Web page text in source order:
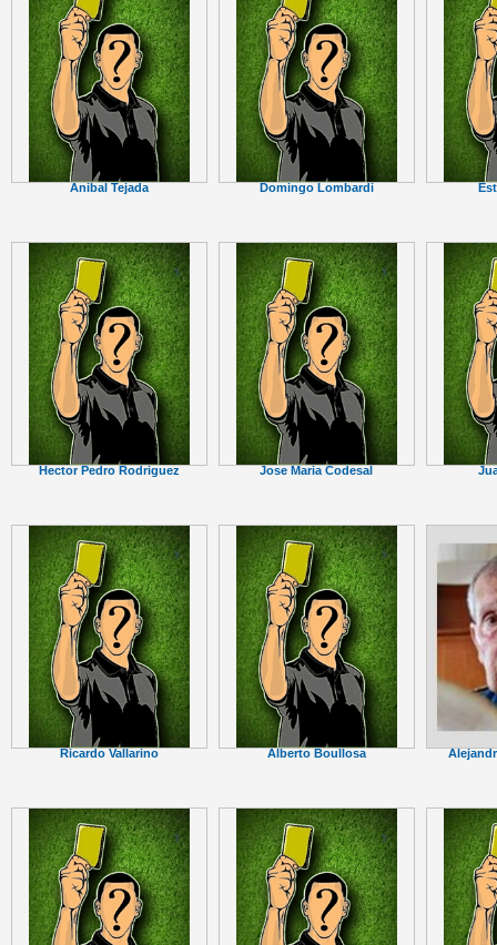
Anibal Tejada Domingo Lombardi
Hector Pedro Rodriguez Jose Maria Codesal
Ricardo Vallarino Alberto Boullosa